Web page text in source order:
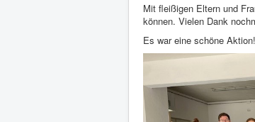
Mit fleißigen Eltern und
können. Vielen Dank
Es war eine schöne Aktion!